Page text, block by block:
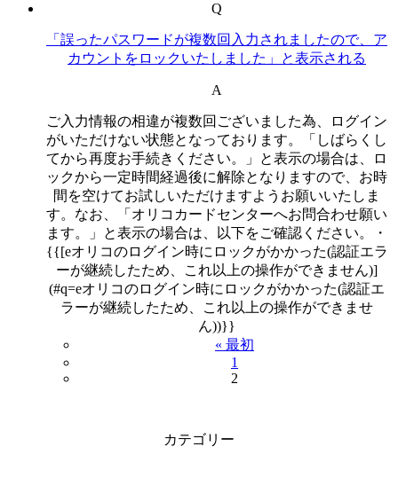
Q
「誤ったパスワードが複数回入力されましたので、ア
カウントをロックいたしました」と表示される
A
ご入力情報の相違が複数回ございました為、ログイン
がいただけない状態となっております。「しばらくし
てから再度お手続きください。」と表示の場合は、ロ
ックから一定時間経過後に解除となりますので、お時
間を空けてお試しいただけますようお願いいたしま
す。なお、「オリコカードセンターへお問合わせ願い
ます。」と表示の場合は、以下をご確認ください。・
{{[eオリコのログイン時にロックがかかった(認証エラ
ーが継続したため、これ以上の操作ができません)]
(#q=eオリコのログイン時にロックがかかった(認証エ
ラーが継続したため、これ以上の操作ができませ
ん))}}
« 最初
1
2
カテゴリー